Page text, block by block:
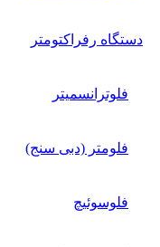
دستگاه رفراکتومتر
فلوترانسمیتر
فلومتر (دبی سنج)
فلوسوئیچ